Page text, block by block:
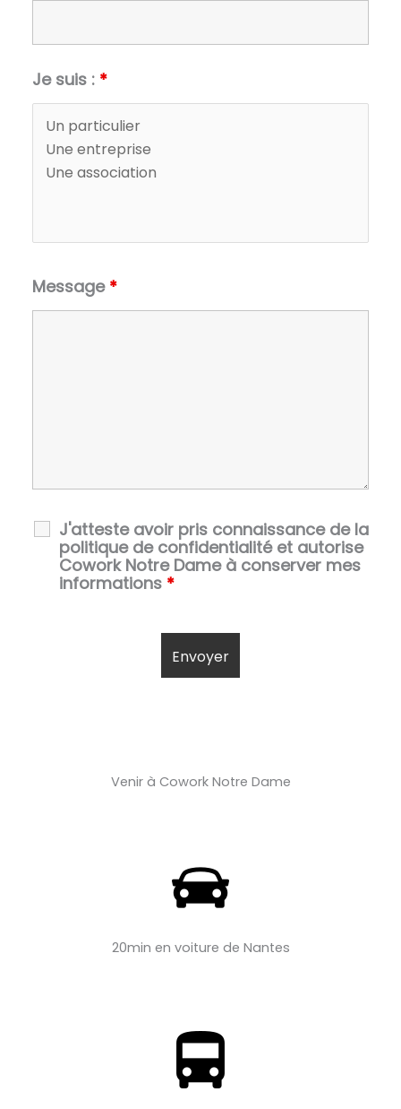
Je suis : *
Message *
J'atteste avoir pris connaissance de la
politique de confidentialité et autorise
Cowork Notre Dame à conserver mes
informations *
Venir à Cowork Notre Dame
20min en voiture de Nantes